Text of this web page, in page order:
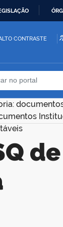
CONTRASTE